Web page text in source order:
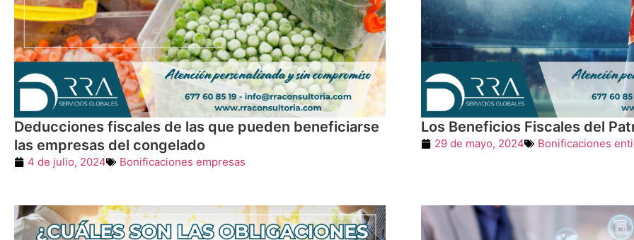
Deducciones fiscales de las que pueden beneficiarse
las empresas del congelado
4 de julio, 2024 Bonificaciones empresas
Los Beneficios Fiscales del
29 de mayo, 2024 Bonificaciones